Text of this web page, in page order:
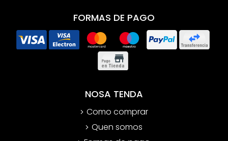
FORMAS DE PAGO
NOSA TENDA
Como comprar
Quen somos